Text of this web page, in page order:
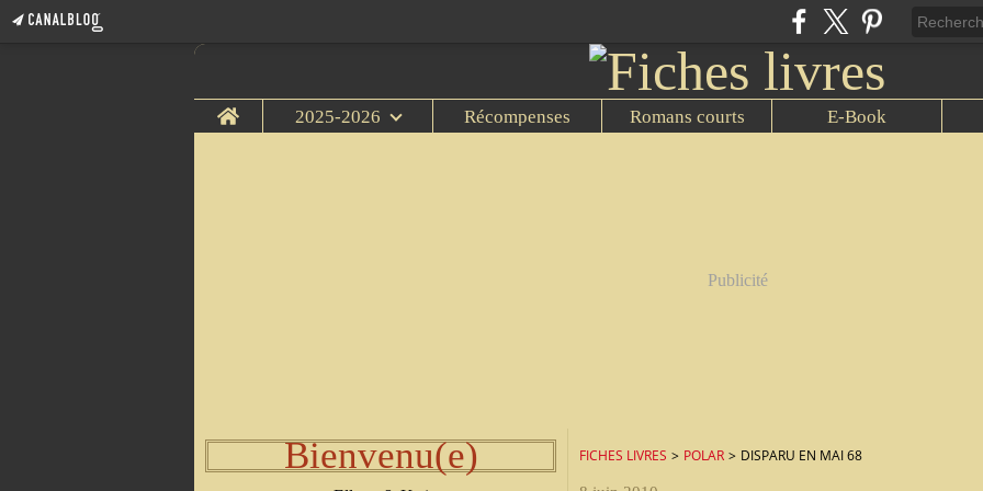
Home 2025-2026 Récompenses Romans courts E-Book
Publicité
Bienvenu(e) FICHES LIVRES > POLAR > DISPARU EN MAI 68